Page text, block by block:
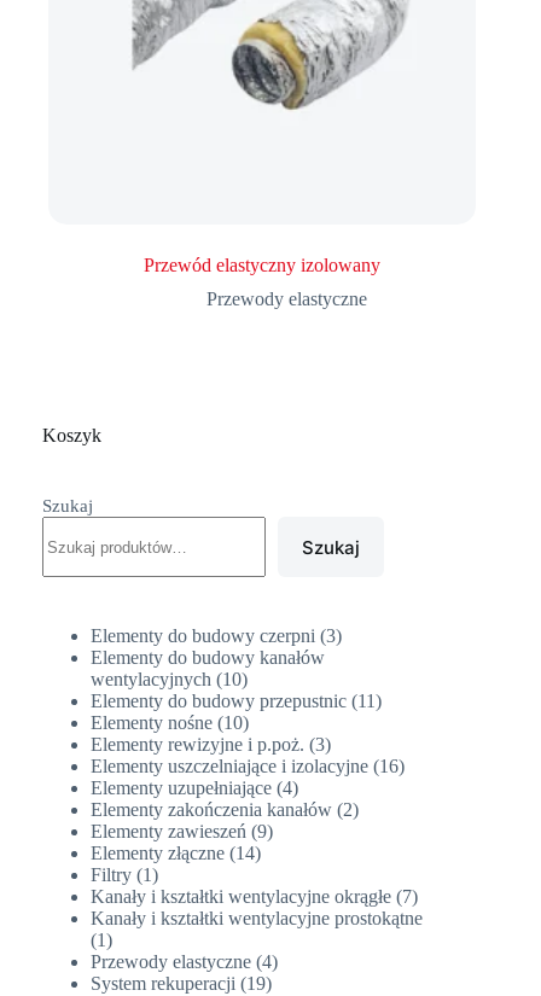
Przewód elastyczny izolowany
Przewody elastyczne
Koszyk
Szukaj
Szukaj
Elementy do budowy czerpni 33
Elementy do budowy kanałów
wentylacyjnych
1010
produktów
Elementy do budowy przepustnic 1111
Elementy nośne 1010
produktów
Elementy rewizyjne i p.poż. 33
produkty
Elementy uszczelniające i izolacyjne 1616
Elementy uzupełniające 44
produkty
Elementy zakończenia kanałów 22
Elementy zawieszeń 99
Elementy złączne 1414
Filtry 11
produkt
Kanały i kształtki wentylacyjne okrągłe 77
produktów
Kanały i kształtki wentylacyjne prostokątne
11
produkt
Przewody elastyczne 44
produkty
System rekuperacji 1919